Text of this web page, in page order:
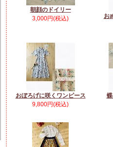
朝顔のドイリー
3,000円(税込)
お
おぼろげに咲くワンピース
9,800円(税込)